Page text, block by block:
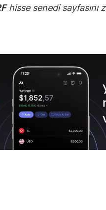
hisse senedi sayfasını